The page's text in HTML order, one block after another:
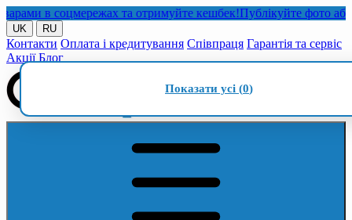
в соцмережах та отримуйте кешбек!Публікуйте фото або
UK RU
Контакти Оплата і кредитування Співпраця Гарантія та сервіс
Акції Блог
Показати усі (0)